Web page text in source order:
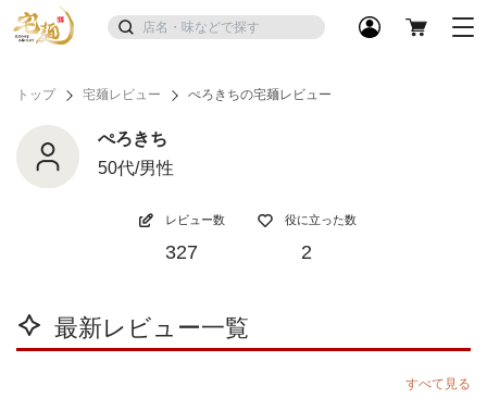
トップ 宅麺レビュー ぺろきちの宅麺レビュー
ぺろきち
50代/男性
レビュー数
327
役に立った数
2
最新レビュー一覧
すべて見る